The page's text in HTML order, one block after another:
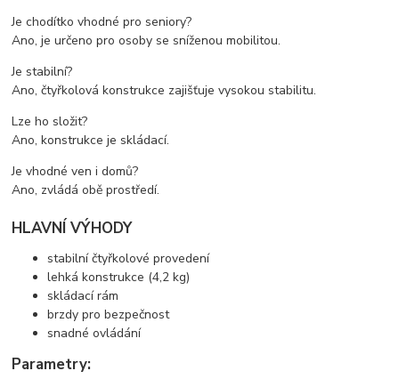
Je chodítko vhodné pro seniory?
Ano, je určeno pro osoby se sníženou mobilitou.
Je stabilní?
Ano, čtyřkolová konstrukce zajišťuje vysokou stabilitu.
Lze ho složit?
Ano, konstrukce je skládací.
Je vhodné ven i domů?
Ano, zvládá obě prostředí.
HLAVNÍ VÝHODY
stabilní čtyřkolové provedení
lehká konstrukce (4,2 kg)
skládací rám
brzdy pro bezpečnost
snadné ovládání
Parametry: